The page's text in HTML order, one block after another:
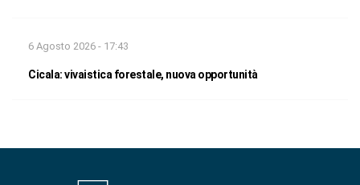
6 Agosto 2026 - 17:43
Cicala: vivaistica forestale, nuova opportunità